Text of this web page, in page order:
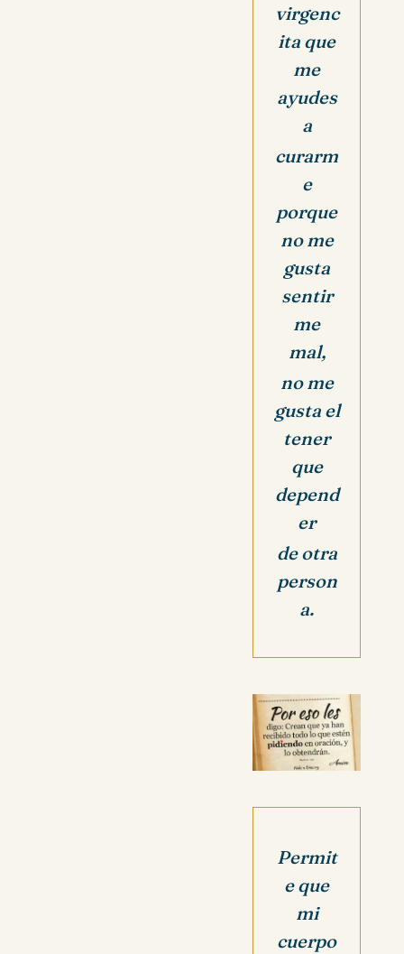
virgenc
ita que
me
ayudes
a
curarm
e
porque
no me
gusta
sentir
me
mal,
no me
gusta el
tener
que
depend
er
de otra
person
a.
Permit
e que
mi
cuerpo